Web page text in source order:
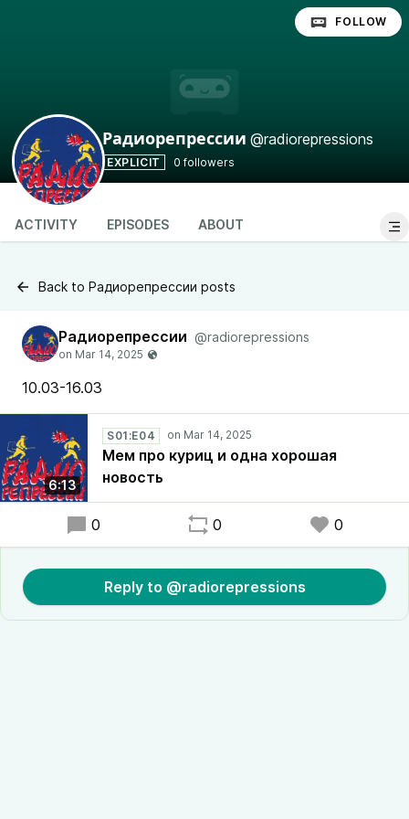
Радиорепрессии @radiorepressions
EXPLICIT 0 followers
FOLLOW
ACTIVITY EPISODES ABOUT
Back to Радиорепрессии posts
Радиорепрессии @radiorepressions
10.03-16.03
6:13
S01:E04
Мем про куриц и одна хорошая
новость
0 0 0
Reply to @radiorepressions